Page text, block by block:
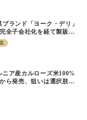
ランド「ヨーク・デリ」
全子会社化を経て製販連
ア産カルローズ米100%
ら発売、狙いは選択肢の